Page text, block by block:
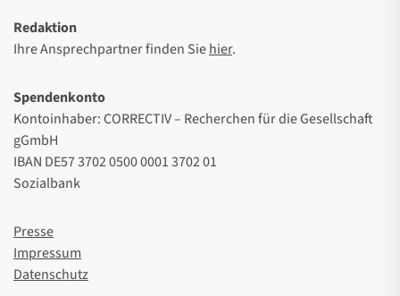
Redaktion
Ihre Ansprechpartner finden Siehier.
Spendenkonto
Kontoinhaber: CORRECTIV – Recherchen für die Gesellschaft
gGmbH
IBAN DE57 3702 0500 0001 3702 01
Sozialbank
Presse
Impressum
Datenschutz